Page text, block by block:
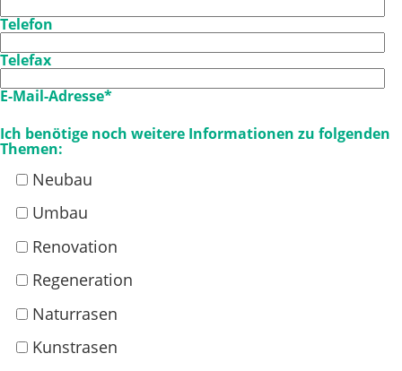
Telefon
Telefax
E-Mail-Adresse*
Ich benötige noch weitere Informationen zu folgenden
Themen:
Neubau
Umbau
Renovation
Regeneration
Naturrasen
Kunstrasen